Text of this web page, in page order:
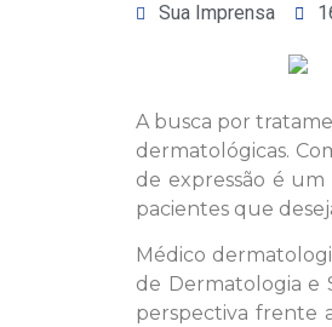
Sua Imprensa
A busca por
dermatológicas.
de expressão é
pacientes que
Médico
de Dermatologia e
perspectiva frente